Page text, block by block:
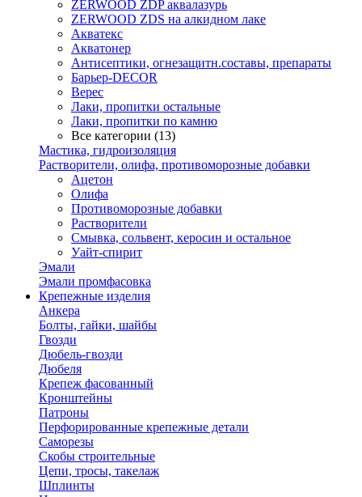
ZERWOOD ZDP аквалазурь
ZERWOOD ZDS на алкидном лаке
Акватекс
Акватонер
Антисептики, огнезащитн.составы, препараты
Барьер-DECOR
Верес
Лаки, пропитки остальные
Лаки, пропитки по камню
Все категории (13)
Мастика, гидроизоляция
Растворители, олифа, противоморозные добавки
Ацетон
Олифа
Противоморозные добавки
Растворители
Смывка, сольвент, керосин и остальное
Уайт-спирит
Эмали
Эмали промфасовка
Крепежные изделия
Анкера
Болты, гайки, шайбы
Гвозди
Дюбель-гвозди
Дюбеля
Крепеж фасованный
Кронштейны
Патроны
Перфорированные крепежные детали
Саморезы
Скобы строительные
Цепи, тросы, такелаж
Шплинты